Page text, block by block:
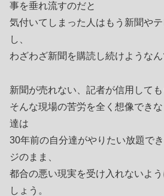
事を垂れ流すのだと
気付いてしまった人はもう新聞や
し、
わざわざ新聞を購読し続けようなん
新聞が売れない、記者が信用しても
そんな現場の苦労を全く想像でき
達は
30年前の自分達がやりたい放題で
ジのまま、
都合の悪い現実を受け入れないよ
しょう。